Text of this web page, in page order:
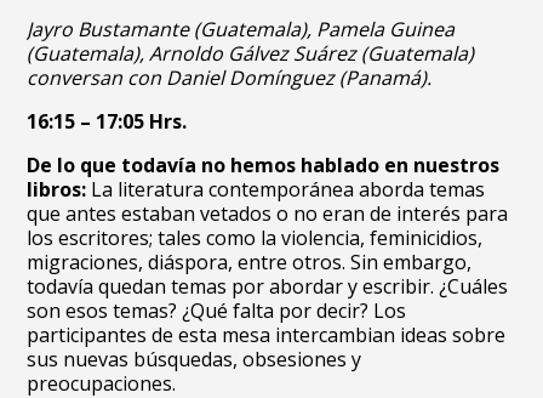
Jayro Bustamante (Guatemala), Pamela Guinea
(Guatemala), Arnoldo Gálvez Suárez (Guatemala)
conversan con Daniel Domínguez (Panamá).
16:15 – 17:05 Hrs.
De lo que todavía no hemos hablado en nuestros
libros: La literatura contemporánea aborda temas
que antes estaban vetados o no eran de interés para
los escritores; tales como la violencia, feminicidios,
migraciones, diáspora, entre otros. Sin embargo,
todavía quedan temas por abordar y escribir. ¿Cuáles
son esos temas? ¿Qué falta por decir? Los
participantes de esta mesa intercambian ideas sobre
sus nuevas búsquedas, obsesiones y
preocupaciones.